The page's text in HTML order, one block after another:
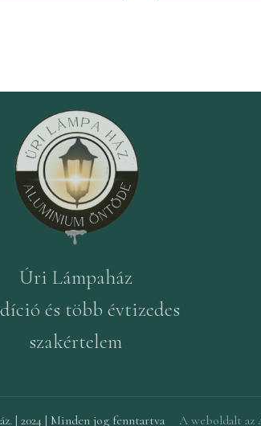
Úri Lámpaház
és több évtizedes
szakértelem
| 2024 | Minden jog fenntartva A weboldalt az